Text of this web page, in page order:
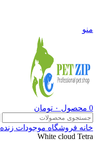
منو
0 محصول ۰ تومان
خانه فروشگاه موجودات زنده
White cloud Tetra